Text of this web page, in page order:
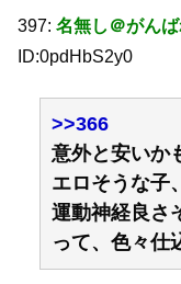
397: 名無し＠がん
ID:0pdHbS2y0
>>366
意外と安いか
エロそうな子、
運動神経良さ
って、色々仕